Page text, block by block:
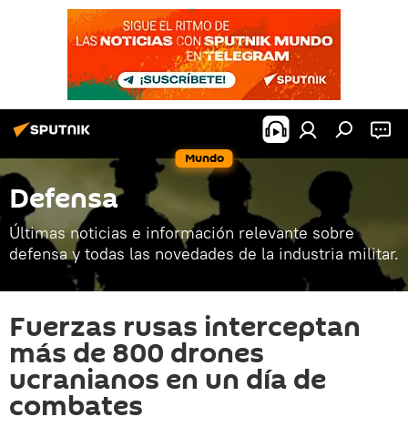
Mundo
Defensa
Últimas noticias e información relevante sobre
defensa y todas las novedades de la industria militar.
Fuerzas rusas interceptan
más de 800 drones
ucranianos en un día de
combates